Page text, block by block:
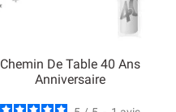
Chemin De Table 40 Ans
Anniversaire